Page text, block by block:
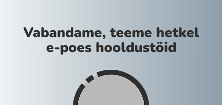
Vabandame, teeme hetkel
e-poes hooldustöid